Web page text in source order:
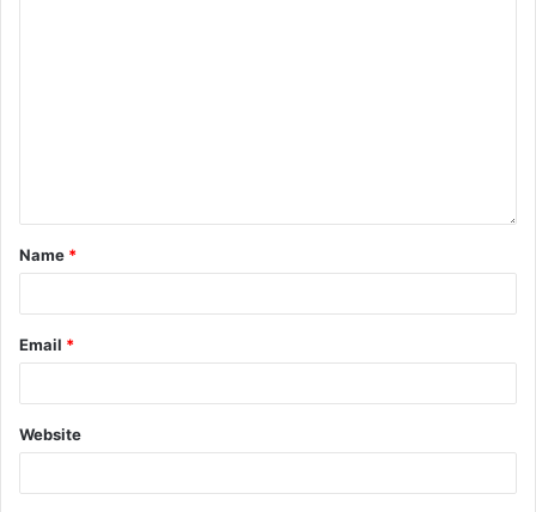
Name *
Email *
Website